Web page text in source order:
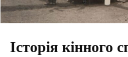
Історія кінного